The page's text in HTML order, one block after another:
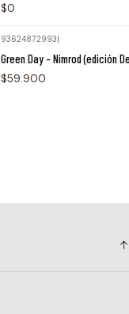
$0
93624872993|
Green Day - Nimrod (edición
$59.900